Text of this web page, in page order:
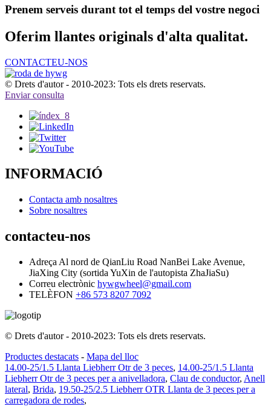
Prenem serveis durant tot el temps del vostre negoci
Oferim llantes originals d'alta qualitat.
CONTACTEU-NOS
© Drets d'autor - 2010-2023: Tots els drets reservats.
Enviar consulta
INFORMACIÓ
Contacta amb nosaltres
Sobre nosaltres
contacteu-nos
Adreça Al nord de QianLiu Road NanBei Lake Avenue,
JiaXing City (sortida YuXin de l'autopista ZhaJiaSu)
Correu electrònic hywgwheel@gmail.com
TELÈFON +86 573 8207 7092
© Drets d'autor - 2010-2023: Tots els drets reservats.
Productes destacats - Mapa del lloc
14.00-25/1.5 Llanta Liebherr Otr de 3 peces, 14.00-25/1.5 Llanta
Liebherr Otr de 3 peces per a anivelladora, Clau de conductor, Anell
lateral, Brida, 19.50-25/2.5 Liebherr OTR Llanta de 3 peces per a
carregadora de rodes,